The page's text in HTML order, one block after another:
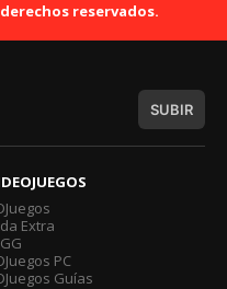
reservados.
SUBIR
Extra
PC
Guías